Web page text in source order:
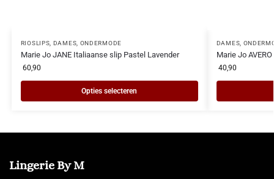
RIOSLIPS DAMES ONDERMODE
Marie Jo JANE Italiaanse slip Pastel Lavender
60,90
Opties selecteren
DAMES
Marie Jo
40,90
Lingerie By M